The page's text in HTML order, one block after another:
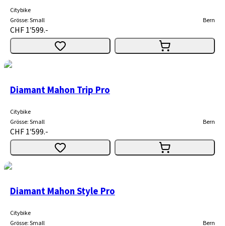
Citybike
Grösse:Small Bern
CHF 1'599.-
Diamant Mahon Trip Pro
Citybike
Grösse:Small Bern
CHF 1'599.-
Diamant Mahon Style Pro
Citybike
Grösse:Small Bern